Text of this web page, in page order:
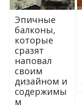
Эпичные
балконы,
которые
сразят
наповал
своим
дизайном и
содержимы
м